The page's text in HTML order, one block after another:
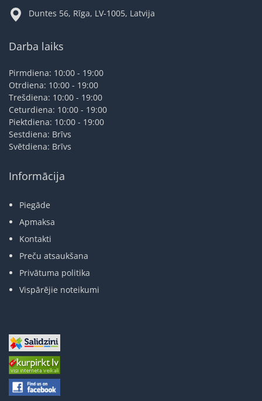
Duntes 56, Rīga, LV-1005, Latvija
Darba laiks
Pirmdiena: 10:00 - 19:00
Otrdiena: 10:00 - 19:00
Trešdiena: 10:00 - 19:00
Ceturdiena: 10:00 - 19:00
Piektdiena: 10:00 - 19:00
Sestdiena: Brīvs
Svētdiena: Brīvs
Informācija
Piegāde
Apmaksa
Kontakti
Preču atsaukšana
Privātuma politika
Vispārējie noteikumi